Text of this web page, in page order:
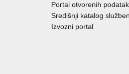
Portal otvorenih
Središnji katalog
Izvozni portal